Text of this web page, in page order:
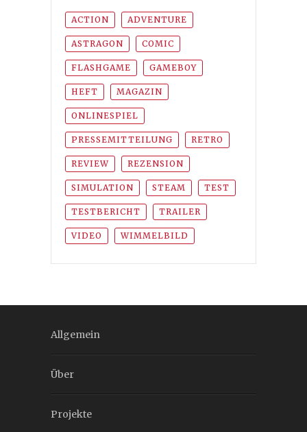
ACTION ADVENTURE
ASTRAGON COMIC
FLASHGAME GAMEBOY
HEFT MAGAZIN
ONLINESPIEL
PRESSEMITTEILUNG RETRO
REVIEW REZENSION
SIMULATION STEAM TEST
TESTBERICHT TRAILER
VIDEO WIMMELBILD
Allgemein
Über
Projekte